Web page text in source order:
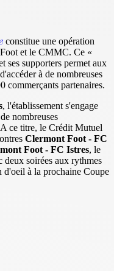
constitue une opération
et le CMMC. Ce «
ses supporters permet aux
à de nombreuses
commerçants partenaires.
, l'établissement s'engage
nombreuses
ce titre, le Crédit Mutuel
Clermont Foot - FC
Foot - FC Istres, le
soirées aux rythmes
d'oeil à la prochaine Coupe